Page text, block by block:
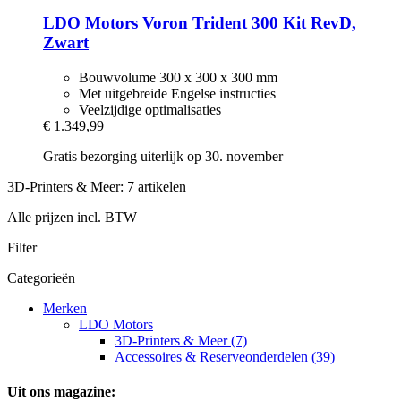
LDO Motors Voron Trident 300 Kit RevD,
Zwart
Bouwvolume 300 x 300 x 300 mm
Met uitgebreide Engelse instructies
Veelzijdige optimalisaties
€ 1.349,99
Gratis bezorging uiterlijk op 30. november
3D-Printers & Meer: 7 artikelen
Alle prijzen incl. BTW
Filter
Categorieën
Merken
LDO Motors
3D-Printers & Meer (7)
Accessoires & Reserveonderdelen (39)
Uit ons magazine: